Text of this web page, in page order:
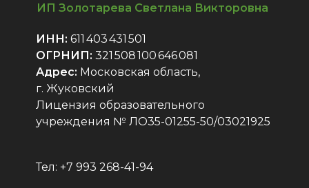
ИНН: 611 403 431 501
ОГРНИП: 321 508 100 646 081
Адрес: Московская область,
г. Жуковский
Лицензия образовательного
учреждения № ЛО35-01255-50/03021925
Тел: +7 993 268-41-94
ИП Золотарева Светлана Викторовна